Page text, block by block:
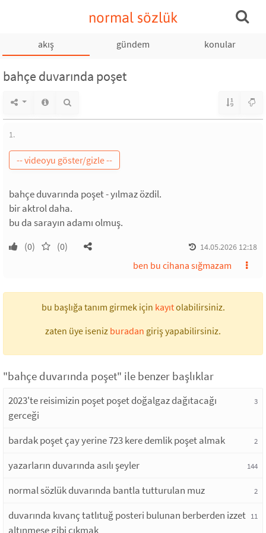
normal sözlük
akış gündem konular
bahçe duvarında poşet
1.
bahçe duvarında poşet - yılmaz özdil.
bir aktrol daha.
bu da sarayın adamı olmuş.
(0) (0) 14.05.2026 12:18
ben bu cihana sığmazam
bu başlığa tanım girmek için kayıtolabilirsiniz.
zaten üye iseniz buradan giriş yapabilirsiniz.
"bahçe duvarında poşet" ile benzer başlıklar
2023'te reisimizin poşet poşet doğalgaz dağıtacağı
gerceği
3
bardak poşet çay yerine 723 kere demlik poşet almak 2
yazarların duvarında asılı şeyler 144
normal sözlük duvarında bantla tutturulan muz 2
duvarında kıvanç tatlıtuğ posteri bulunan berberden izzet
altınmeşe gibi çıkmak
11